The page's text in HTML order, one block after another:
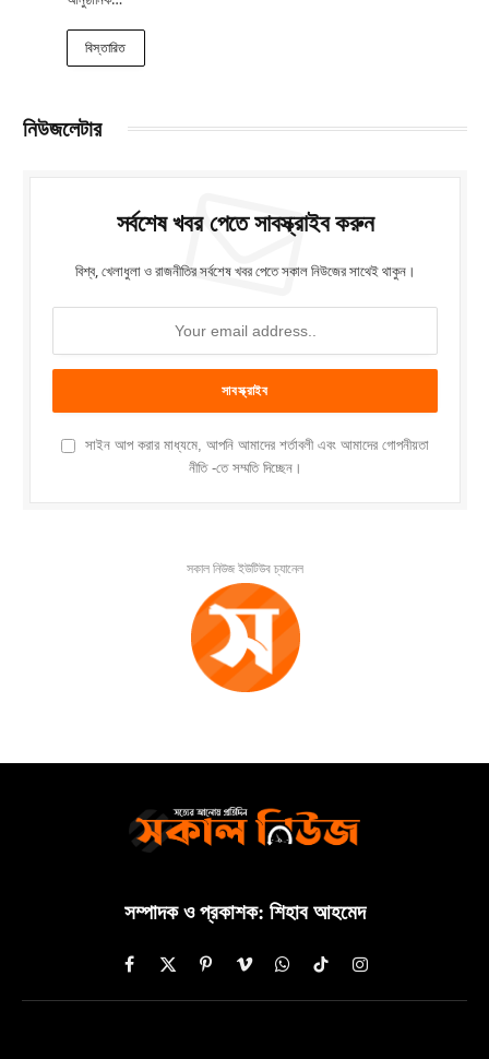
বিস্তারিত
নিউজলেটার
সর্বশেষ খবর পেতে সাবস্ক্রাইব করুন
বিশ্ব, খেলাধুলা ও রাজনীতির সর্বশেষ খবর পেতে সকাল নিউজের সাথেই থাকুন।
সাইন আপ করার মাধ্যমে, আপনি আমাদের শর্তাবলী এবং আমাদের গোপনীয়তা
নীতি -তে সম্মতি দিচ্ছেন।
সকাল নিউজ ইউটিউব চ্যানেল
সম্পাদক ও প্রকাশক: শিহাব আহমেদ
Facebook
X
(Twitter)
PinterestVimeoWhatsAppTikTokInstagram